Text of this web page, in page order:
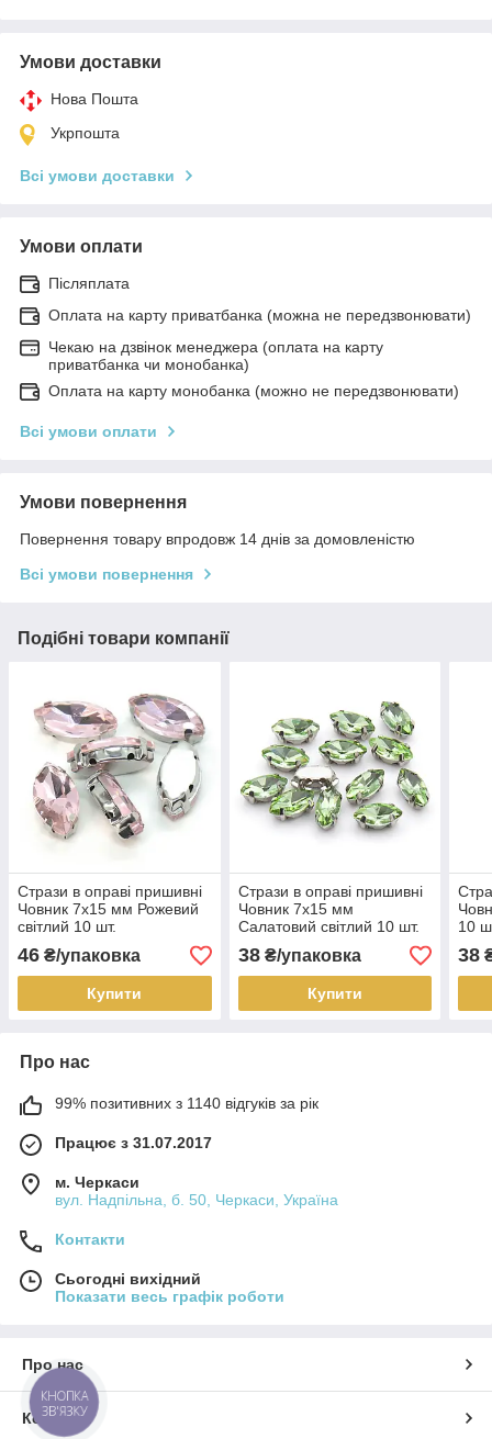
Умови доставки
Нова Пошта
Укрпошта
Всі умови доставки
Умови оплати
Післяплата
Оплата на карту приватбанка (можна не передзвонювати)
Чекаю на дзвінок менеджера (оплата на карту
приватбанка чи монобанка)
Оплата на карту монобанка (можно не передзвонювати)
Всі умови оплати
Умови повернення
Повернення товару впродовж 14 днів за домовленістю
Всі умови повернення
Подібні товари компанії
Стрази в оправі пришивні
Човник 7х15 мм Рожевий
світлий 10 шт.
46 ₴/упаковка
Купити
Стрази в оправі пришивні
Човник 7х15 мм
Салатовий світлий 10 шт.
38₴/упаковка
Купити
10
38
Про нас
99% позитивних з 1140 відгуків за рік
Працює з 31.07.2017
м. Черкаси
вул. Надпільна, б. 50, Черкаси, Україна
Контакти
Сьогодні вихідний
Показати весь графік роботи
Про нас
Контакти
КНОПКА
ЗВ'ЯЗКУ